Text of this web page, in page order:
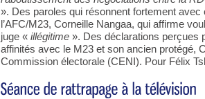
». Des paroles qui résonnent fortement
l’AFC/M23, Corneille Nangaa, qui affirme
juge « illégitime ». Des déclarations perçues
affinités avec le M23 et son ancien protégé,
Commission électorale (CENI). Pour Félix